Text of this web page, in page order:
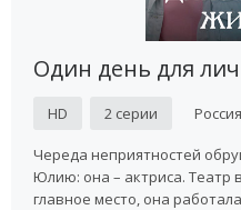
Один день для
HD 2 серии
Череда неприятностей
Юлию: она – актриса. Театр
главное место, она